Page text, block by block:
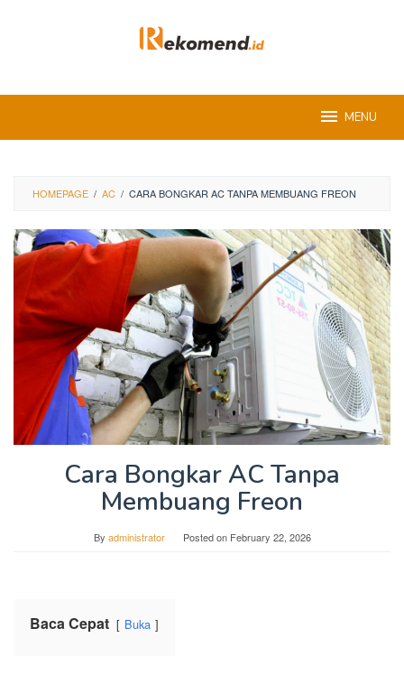
MENU
HOMEPAGE / AC / CARA BONGKAR AC TANPA MEMBUANG FREON
Cara Bongkar AC Tanpa
Membuang Freon
By administrator Posted on February 22, 2026
Baca Cepat Buka